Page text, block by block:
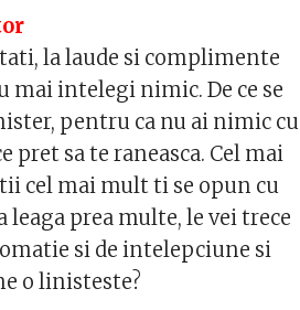
la laude si complimente
mai intelegi nimic. De ce se
pentru ca nu ai nimic cu
pret sa te raneasca. Cel mai
tii cel mai mult ti se opun cu
prea multe, le vei trece
si de intelepciune si
o linisteste?